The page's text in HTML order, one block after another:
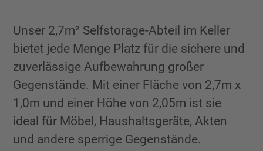
Unser 2,7m² Selfstorage-Abteil im Keller
bietet jede Menge Platz für die sichere und
zuverlässige Aufbewahrung großer
Gegenstände. Mit einer Fläche von 2,7m x
1,0m und einer Höhe von 2,05m ist sie
ideal für Möbel, Haushaltsgeräte, Akten
und andere sperrige Gegenstände.